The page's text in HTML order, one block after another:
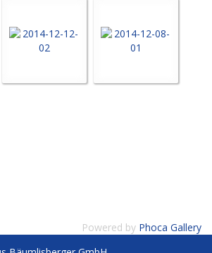
Powered by Phoca Gallery